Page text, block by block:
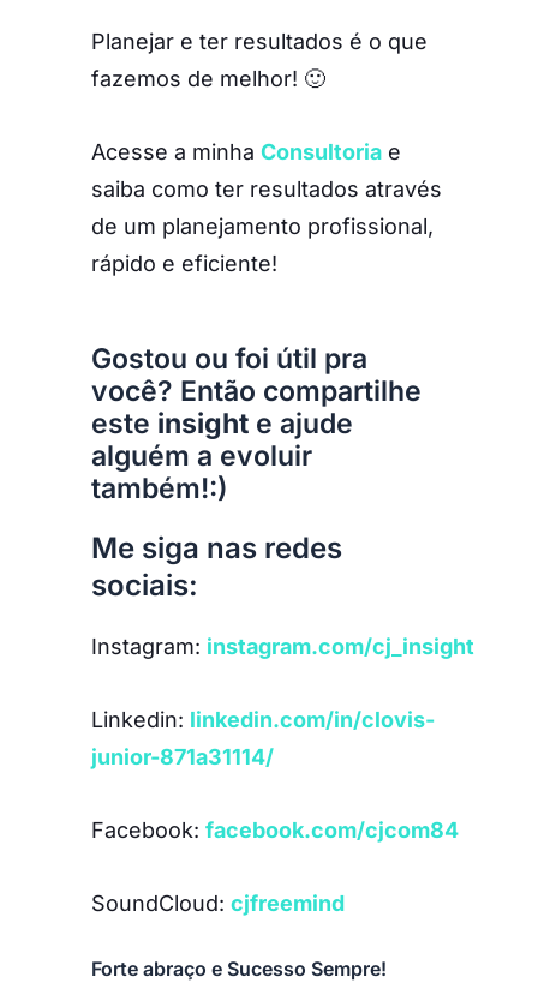
Planejar e ter resultados é o que
fazemos de melhor! 🙂
Acesse a minha Consultoriae
saiba como ter resultados através
de um planejamento profissional,
rápido e eficiente!
Gostou ou foi útil pra
você? Então compartilhe
este insighte ajude
alguém a evoluir
também!:)
Me siga nas redes
sociais:
Instagram: instagram.com/cj_insight
Linkedin: linkedin.com/in/clovis-
junior-871a31114/
Facebook: facebook.com/cjcom84
SoundCloud: cjfreemind
Forte abraço e Sucesso Sempre!